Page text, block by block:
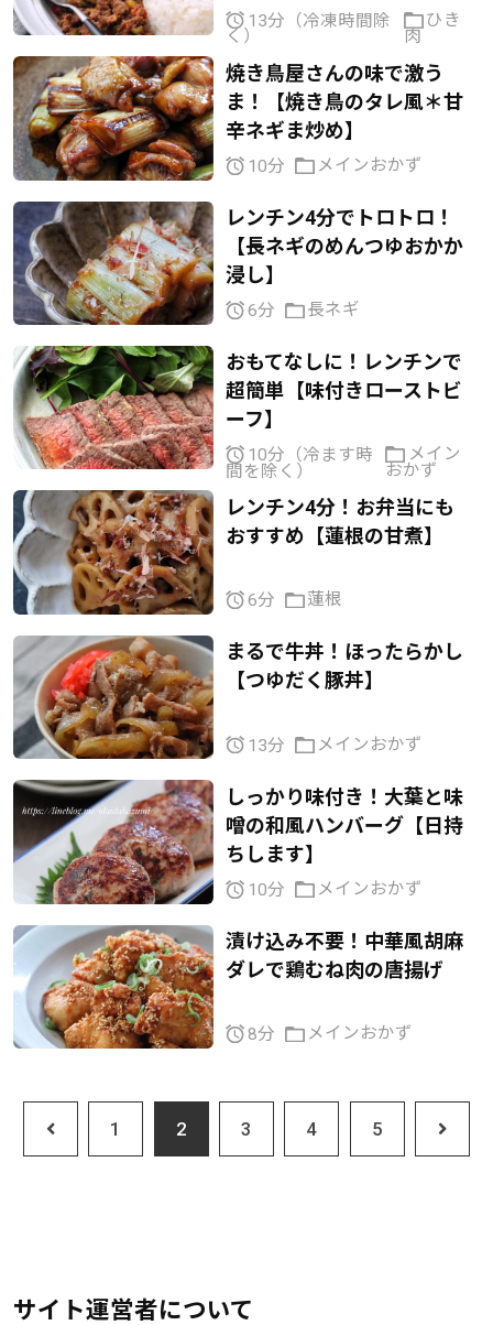
13分（冷凍時間除
く）
ひき
肉
焼き鳥屋さんの味で激う
ま！【焼き鳥のタレ風＊甘
辛ネギま炒め】
10分 メインおかず
レンチン4分でトロトロ！
【長ネギのめんつゆおかか
浸し】
6分 長ネギ
おもてなしに！レンチンで
超簡単【味付きローストビ
ーフ】
10分（冷ます時
間を除く）
メイン
おかず
レンチン4分！お弁当にも
おすすめ【蓮根の甘煮】
6分 蓮根
まるで牛丼！ほったらかし
【つゆだく豚丼】
13分 メインおかず
しっかり味付き！大葉と味
噌の和風ハンバーグ【日持
ちします】
10分 メインおかず
漬け込み不要！中華風胡麻
ダレで鶏むね肉の唐揚げ
8分 メインおかず
1 2 3 4 5
サイト運営者について